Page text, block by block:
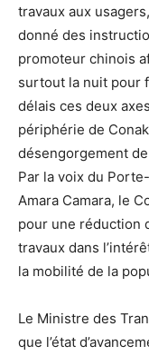
travaux aux
donné des
promoteur chinois
surtout la nuit pour
délais ces deux
périphérie de
désengorgement
Par la voix du
Amara Camara, le
pour une réduction
travaux dans
la mobilité de la
Le Ministre des
que l’état